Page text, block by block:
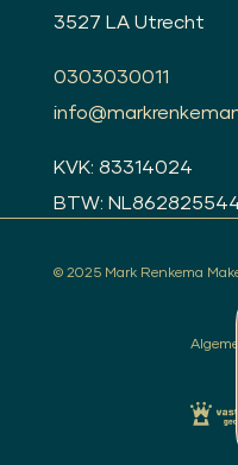
3527 LA Utrecht
0303030011
KVK: 83314024
BTW:
© 2025 Mark Renkema